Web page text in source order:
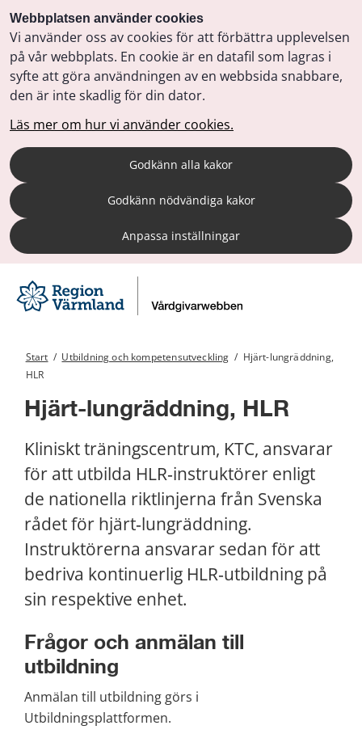
Webbplatsen använder cookies
Vi använder oss av cookies för att förbättra upplevelsen
på vår webbplats. En cookie är en datafil som lagras i
syfte att göra användningen av en webbsida snabbare,
den är inte skadlig för din dator.
Läs mer om hur vi använder cookies.
Godkänn alla kakor
Godkänn nödvändiga kakor
Anpassa inställningar
Start / Utbildning och kompetensutveckling / Hjärt-lungräddning,
HLR
Hjärt-lungräddning, HLR
Kliniskt träningscentrum, KTC, ansvarar
för att utbilda HLR‑instruktörer enligt
de nationella riktlinjerna från Svenska
rådet för hjärt‑lungräddning.
Instruktörerna ansvarar sedan för att
bedriva kontinuerlig HLR‑utbildning på
sin respektive enhet.
Frågor och anmälan till
utbildning
Anmälan till utbildning görs i
Utbildningsplattformen.